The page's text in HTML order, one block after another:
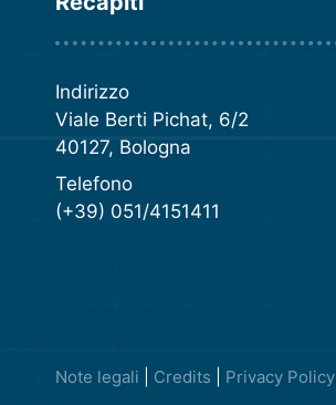
Indirizzo
Viale Berti Pichat, 6/2
40127, Bologna
Telefono
(+39) 051/4151411
Note legali Credits Privacy Policy